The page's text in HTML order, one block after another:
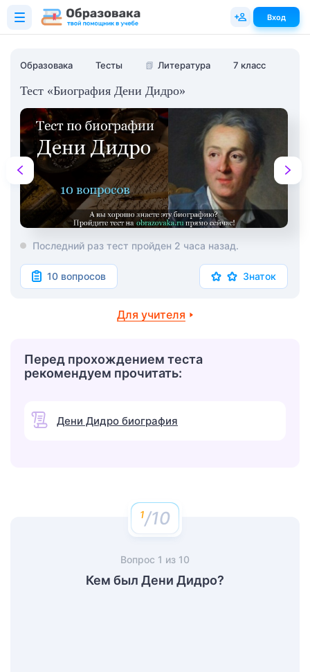
Образовака Тесты 📗 Литература 7 класс
Тест «Биография Дени Дидро»
Последний раз тест пройден 2 часа назад.
10 вопросов Знаток
Для учителя
Перед прохождением теста
рекомендуем прочитать:
Дени Дидро биография
/10
Вопрос 1 из 10
Кем был Дени Дидро?
Вход